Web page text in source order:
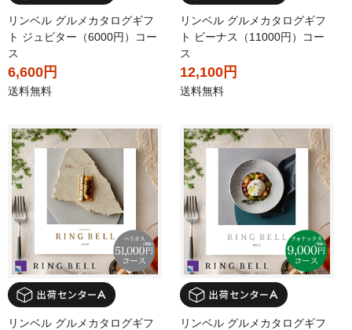
リンベル グルメカタログギフ
ト ジュピター（6000円）コー
ス
6,600円
送料無料
リンベル グルメカタログギフ
ト ビーナス（11000円）コー
ス
12,100円
送料無料
リンベル グルメカタログギフ
リンベル グルメカタログギフ